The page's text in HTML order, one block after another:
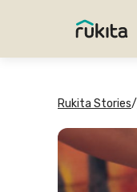
Rukita Stories/